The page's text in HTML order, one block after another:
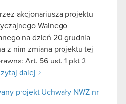
akcjonariusza projektu
Walnego
na dzień 20 grudnia
z nim zmiana projektu tej
Art. 56 ust. 1 pkt 2
dalej
projekt Uchwały NWZ nr